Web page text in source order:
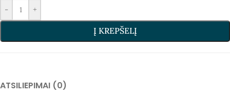
- +
Į KREPŠELĮ
ATSILIEPIMAI (0)